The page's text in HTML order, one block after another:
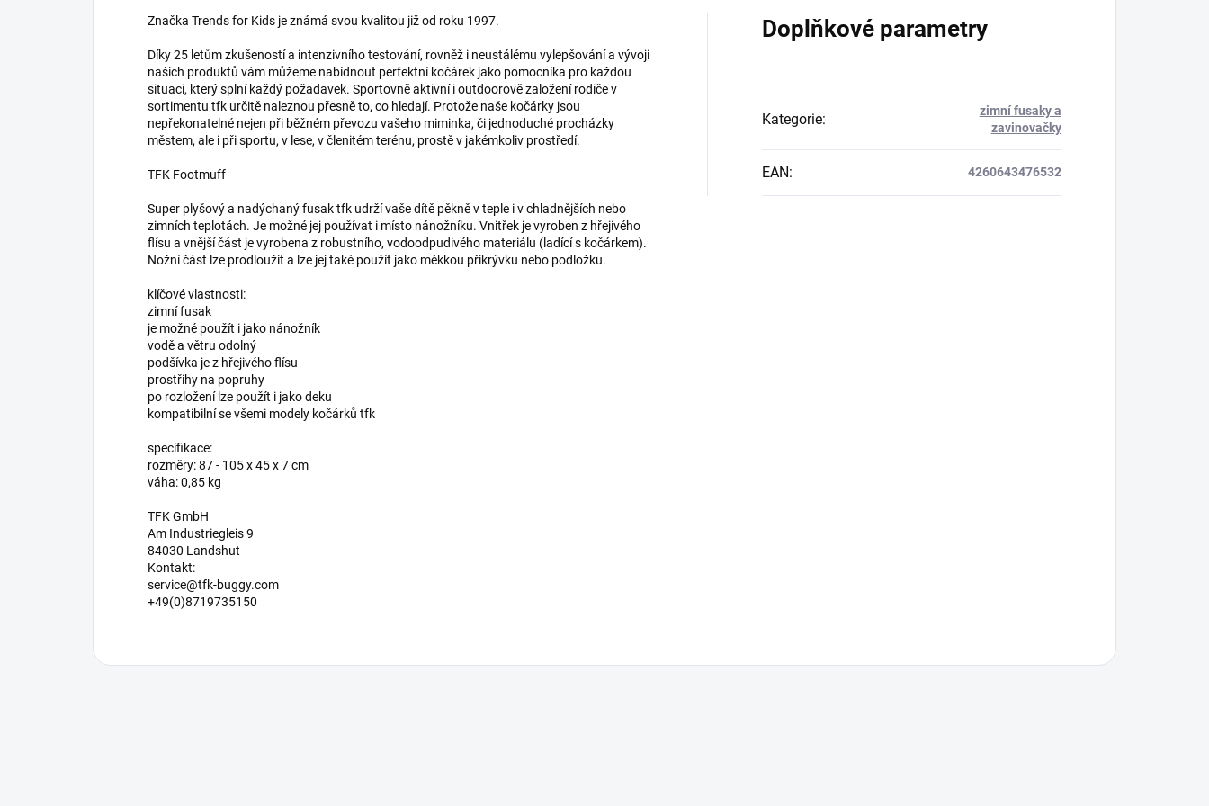
Značka Trends for Kids je známá svou kvalitou již od roku 1997.
Díky 25 letům zkušeností a intenzivního testování, rovněž i neustálému vylepšování a vývoji
našich produktů vám můžeme nabídnout perfektní kočárek jako pomocníka pro každou
situaci, který splní každý požadavek. Sportovně aktivní i outdoorově založení rodiče v
sortimentu tfk určitě naleznou přesně to, co hledají. Protože naše kočárky jsou
nepřekonatelné nejen při běžném převozu vašeho miminka, či jednoduché procházky
městem, ale i při sportu, v lese, v členitém terénu, prostě v jakémkoliv prostředí.
TFK Footmuff
Super plyšový a nadýchaný fusak tfk udrží vaše dítě pěkně v teple i v chladnějších nebo
zimních teplotách. Je možné jej používat i místo nánožníku. Vnitřek je vyroben z hřejivého
flísu a vnější část je vyrobena z robustního, vodoodpudivého materiálu (ladící s kočárkem).
Nožní část lze prodloužit a lze jej také použít jako měkkou přikrývku nebo podložku.
klíčové vlastnosti:
zimní fusak
je možné použít i jako nánožník
vodě a větru odolný
podšívka je z hřejivého flísu
prostřihy na popruhy
po rozložení lze použít i jako deku
kompatibilní se všemi modely kočárků tfk
specifikace:
rozměry: 87 - 105 x 45 x 7 cm
váha: 0,85 kg
TFK GmbH
Am Industriegleis 9
84030 Landshut
Kontakt:
service@tfk-buggy.com
+49(0)8719735150
Doplňkové parametry
Kategorie:
zimní fusaky a
zavinovačky
EAN: 4260643476532